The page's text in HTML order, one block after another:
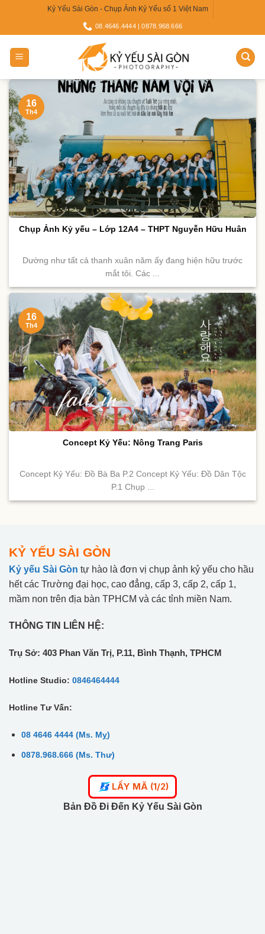
content
Kỷ Yếu Sài Gòn - Chụp Ảnh Kỷ Yếu số 1 Việt Nam
08.4646.4444 | 0878.968.666
Chụp Ảnh Kỷ yếu – Lớp 12A4 – THPT Nguyễn Hữu Huân
Dường như tất cả thanh xuân năm ấy đang hiện hữu trước
mắt tôi. Các ...
16
Th4
Concept Kỷ Yếu: Nông Trang Paris
Concept Kỷ Yếu: Đồ Bà Ba P.2 Concept Kỷ Yếu: Đồ Dân Tộc
P.1 Chụp ...
16
Th4
KỶ YẾU SÀI GÒN
Kỷ yếu Sài Gòn tự hào là đơn vị chụp ảnh kỷ yếu cho hầu
hết các Trường đại học, cao đẳng, cấp 3, cấp 2, cấp 1,
mầm non trên địa bàn TPHCM và các tỉnh miền Nam.
THÔNG TIN LIÊN HỆ:
Trụ Sở: 403 Phan Văn Trị, P.11, Bình Thạnh, TPHCM
Hotline Studio: 0846464444
Hotline Tư Vấn:
08 4646 4444 (Ms. Mỵ)
0878.968.666 (Ms. Thư)
LẤY MÃ (1/2)
Bản Đồ Đi Đến Kỷ Yếu Sài Gòn